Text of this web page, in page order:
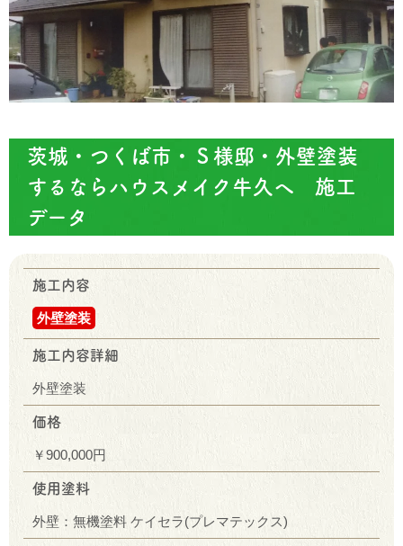
茨城・つくば市・Ｓ様邸・外壁塗装
するならハウスメイク牛久へ 施工
データ
施工内容
外壁塗装
施工内容詳細
外壁塗装
価格
￥900,000円
使用塗料
外壁：無機塗料 ケイセラ(プレマテックス)